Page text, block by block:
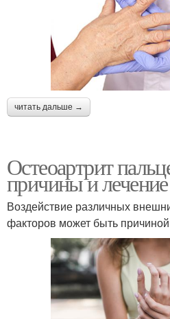
читать дальше →
Остеоартрит
причины и лечение
Воздействие различных
факторов может быть